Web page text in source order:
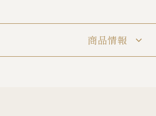
冷凍商品一覧
冷蔵商品一覧
商品情報